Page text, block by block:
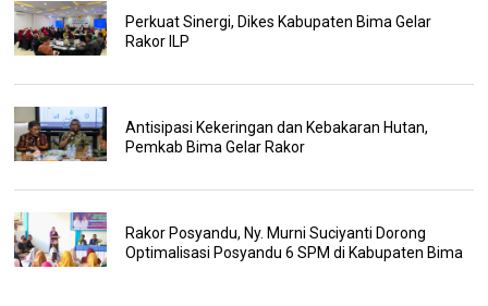
Perkuat Sinergi, Dikes Kabupaten Bima Gelar
Rakor ILP
Antisipasi Kekeringan dan Kebakaran Hutan,
Pemkab Bima Gelar Rakor
Rakor Posyandu, Ny. Murni Suciyanti Dorong
Optimalisasi Posyandu 6 SPM di Kabupaten Bima